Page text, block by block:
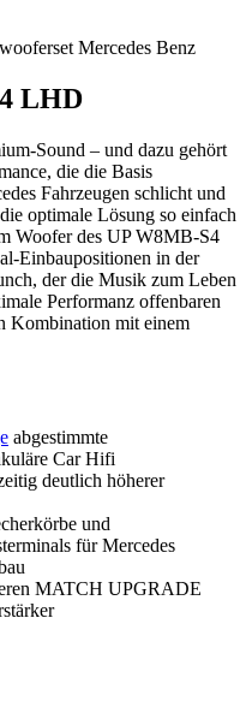
Mercedes Benz
LHD
Sound – und dazu gehört
die die Basis
Fahrzeugen schlicht und
optimale Lösung so einfach
Woofer des UP W8MB-S4
Einbaupositionen in der
der die Musik zum Leben
Performanz offenbaren
Kombination mit einem
abgestimmte
Car Hifi
deutlich höherer
und
für Mercedes
MATCH UPGRADE